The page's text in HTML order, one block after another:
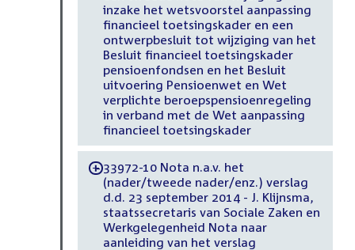
inzake het wetsvoorstel aanpassing
financieel toetsingskader en een
ontwerpbesluit tot wijziging van het
Besluit financieel toetsingskader
pensioenfondsen en het Besluit
uitvoering Pensioenwet en Wet
verplichte beroepspensioenregeling
in verband met de Wet aanpassing
financieel toetsingskader
-33972-10 Nota n.a.v. het
(nader/tweede nader/enz.) verslag
d.d. 23 september 2014 - J. Klijnsma,
staatssecretaris van Sociale Zaken en
Werkgelegenheid Nota naar
aanleiding van het verslag